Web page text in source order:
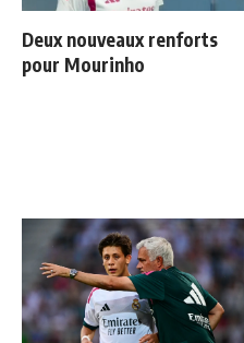
Deux nouveaux renforts
pour Mourinho